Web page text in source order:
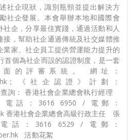
社企現狀，識別瓶頸並提出解決方
社企發展。本會舉辦本地和國際會
企，分享最佳實踐，通過活動和人
接，幫助社企通過傳統及社交媒體推
業家、社企員工提供營運能力提升的
首個為社企而設的認證制度，是一套
的評審系統。 網址：
；《社企認證》計劃：
詢： 香港社會企業總會執行經理
話：3616 6950 / 電郵：
香港社會企業總會高級行政主任 張
話：3616 6529 / 電郵：
活動花絮